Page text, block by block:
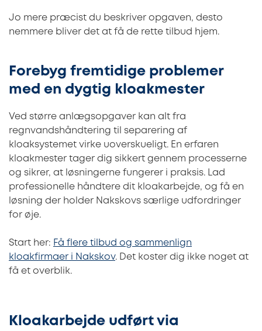
Jo mere præcist du beskriver opgaven, desto
nemmere bliver det at få de rette tilbud hjem.
Forebyg fremtidige problemer
med en dygtig kloakmester
Ved større anlægsopgaver kan alt fra
regnvandshåndtering til separering af
kloaksystemet virke uoverskueligt. En erfaren
kloakmester tager dig sikkert gennem processerne
og sikrer, at løsningerne fungerer i praksis. Lad
professionelle håndtere dit kloakarbejde, og få en
løsning der holder Nakskovs særlige udfordringer
for øje.
Start her: Få flere tilbud og sammenlign
kloakfirmaer i Nakskov. Det koster dig ikke noget at
få et overblik.
Kloakarbejde udført via